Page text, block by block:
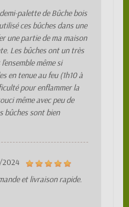
palette de Bûche bois
ces bûches dans une
une partie de ma maison
Les bûches ont un très
même si
en tenue au feu (1h10 à
pour enflammer la
même avec peu de
bûches sont bien
et livraison rapide.